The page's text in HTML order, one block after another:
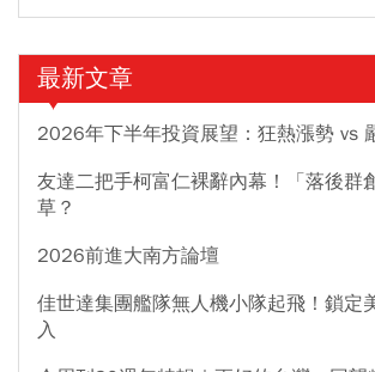
最新文章
2026年下半年投資展望：狂熱漲勢 vs
友達二把手柯富仁裸辭內幕！「落後群
草？
2026前進大南方論壇
佳世達集團艦隊無人機小隊起飛！鎖定
入